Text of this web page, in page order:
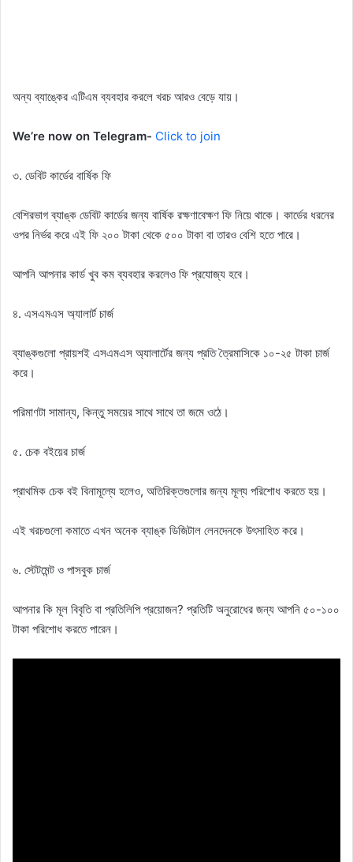
অন্য ব্যাঙ্কের এটিএম ব্যবহার করলে খরচ আরও বেড়ে যায়।
We’re now on Telegram- Click to join
৩. ডেবিট কার্ডের বার্ষিক ফি
বেশিরভাগ ব্যাঙ্ক ডেবিট কার্ডের জন্য বার্ষিক রক্ষণাবেক্ষণ ফি নিয়ে থাকে। কার্ডের ধরনের
ওপর নির্ভর করে এই ফি ২০০ টাকা থেকে ৫০০ টাকা বা তারও বেশি হতে পারে।
আপনি আপনার কার্ড খুব কম ব্যবহার করলেও ফি প্রযোজ্য হবে।
৪. এসএমএস অ্যালার্ট চার্জ
ব্যাঙ্কগুলো প্রায়শই এসএমএস অ্যালার্টের জন্য প্রতি ত্রৈমাসিকে ১০-২৫ টাকা চার্জ
করে।
পরিমাণটা সামান্য, কিন্তু সময়ের সাথে সাথে তা জমে ওঠে।
৫. চেক বইয়ের চার্জ
প্রাথমিক চেক বই বিনামূল্যে হলেও, অতিরিক্তগুলোর জন্য মূল্য পরিশোধ করতে হয়।
এই খরচগুলো কমাতে এখন অনেক ব্যাঙ্ক ডিজিটাল লেনদেনকে উৎসাহিত করে।
৬. স্টেটমেন্ট ও পাসবুক চার্জ
আপনার কি মূল বিবৃতি বা প্রতিলিপি প্রয়োজন? প্রতিটি অনুরোধের জন্য আপনি ৫০-১০০
টাকা পরিশোধ করতে পারেন।